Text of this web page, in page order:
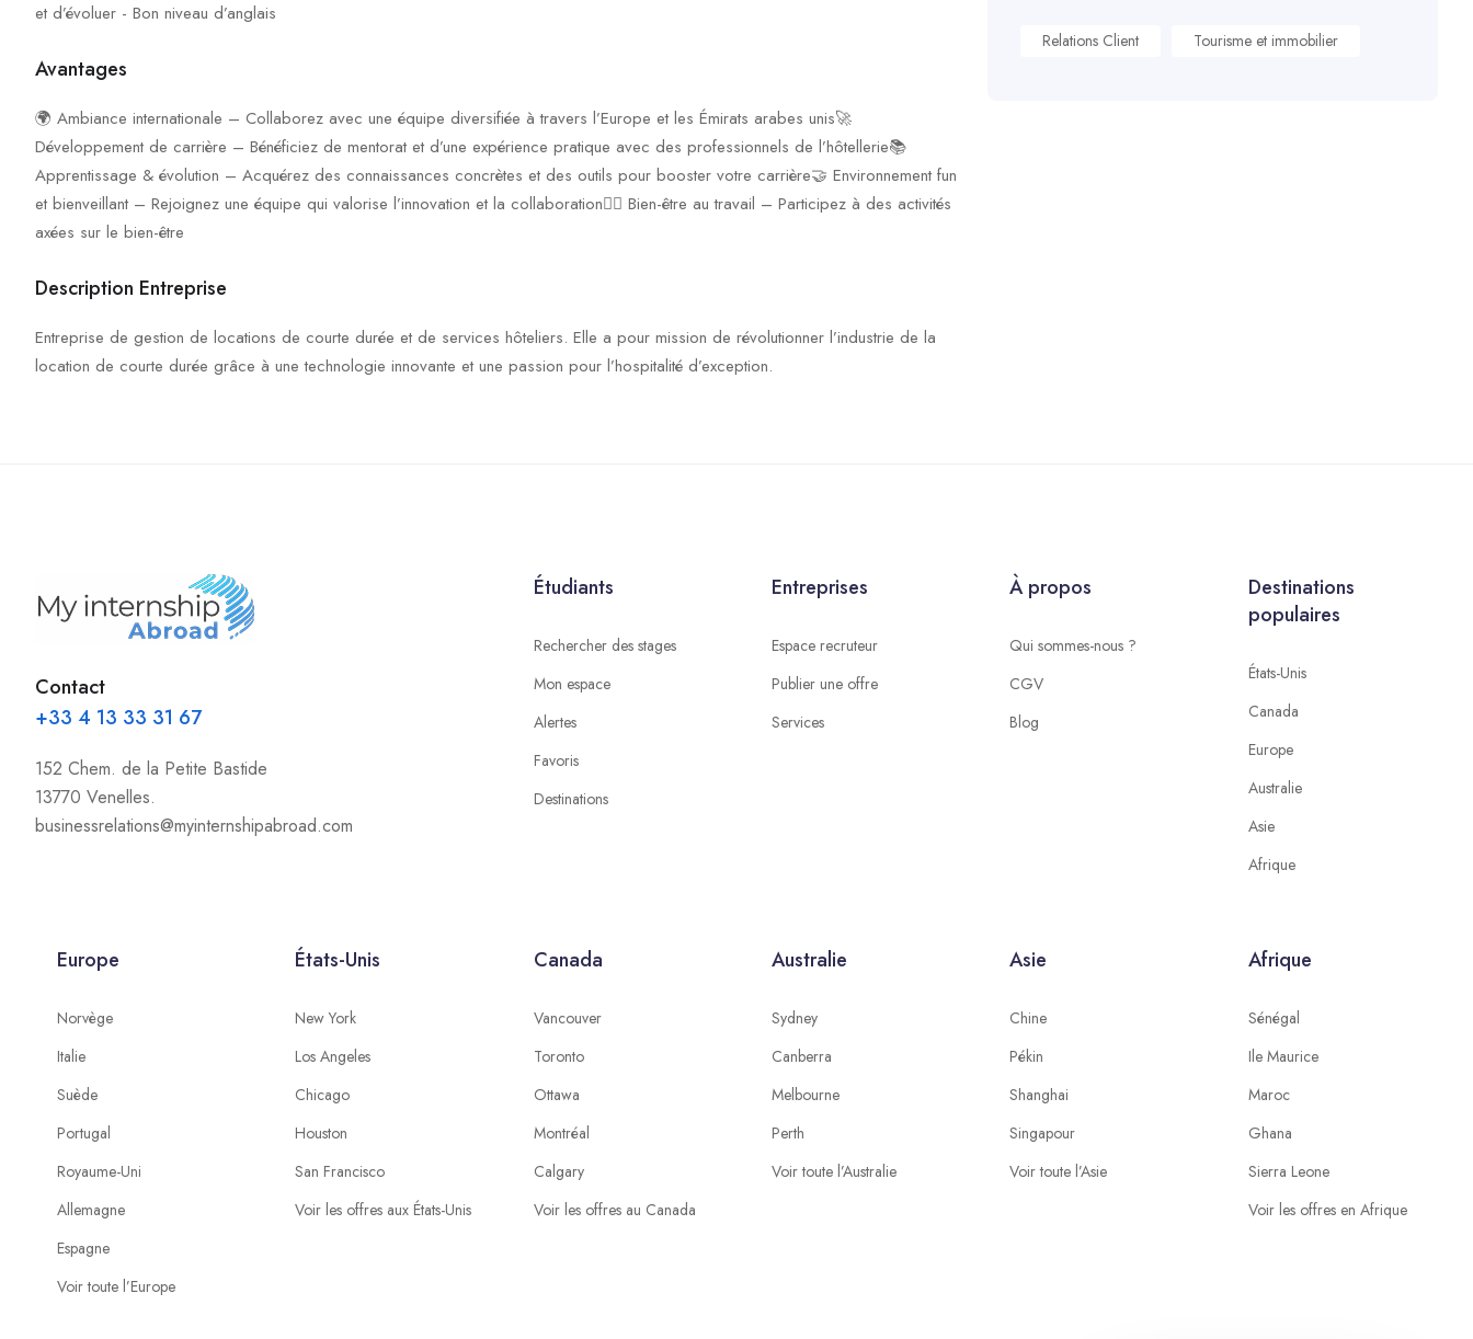
et d’évoluer - Bon niveau d’anglais
Avantages
🌍 Ambiance internationale – Collaborez avec une équipe diversifiée à travers l’Europe et les Émirats arabes unis🚀
Développement de carrière – Bénéficiez de mentorat et d’une expérience pratique avec des professionnels de l’hôtellerie📚
Apprentissage & évolution – Acquérez des connaissances concrètes et des outils pour booster votre carrière🤝 Environnement fun
et bienveillant – Rejoignez une équipe qui valorise l’innovation et la collaboration💆‍♀️ Bien-être au travail – Participez à des activités
axées sur le bien-être
Description Entreprise
Entreprise de gestion de locations de courte durée et de services hôteliers. Elle a pour mission de révolutionner l’industrie de la
location de courte durée grâce à une technologie innovante et une passion pour l’hospitalité d’exception.
Relations Client Tourisme et immobilier
Contact
+33 4 13 33 31 67
152 Chem. de la Petite Bastide
13770 Venelles.
businessrelations@myinternshipabroad.com
Étudiants
Rechercher des stages
Mon espace
Alertes
Favoris
Destinations
Entreprises
Espace recruteur
Publier une offre
Services
À propos
Qui sommes-nous ?
CGV
Blog
Destinations
populaires
États-Unis
Canada
Europe
Australie
Asie
Afrique
Europe
Norvège
Italie
Suède
Portugal
Royaume-Uni
Allemagne
Espagne
Voir toute l’Europe
États-Unis
New York
Los Angeles
Chicago
Houston
San Francisco
Voir les offres aux États-Unis
Canada
Vancouver
Toronto
Ottawa
Montréal
Calgary
Voir les offres au Canada
Australie
Sydney
Canberra
Melbourne
Perth
Voir toute l’Australie
Asie
Chine
Pékin
Shanghai
Singapour
Voir toute l’Asie
Afrique
Sénégal
Ile Maurice
Maroc
Ghana
Sierra Leone
Voir les offres en Afrique